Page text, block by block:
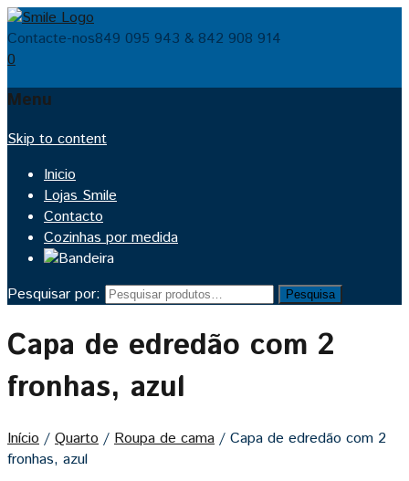
Contacte-nos849 095 943 & 842 908 914
0
Menu
Skip to content
Inicio
Lojas Smile
Contacto
Cozinhas por medida
Pesquisar por: Pesquisa
Capa de edredão com 2
fronhas, azul
Início / Quarto / Roupa de cama / Capa de edredão com 2
fronhas, azul